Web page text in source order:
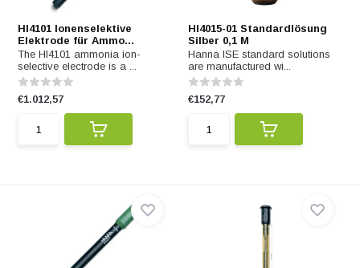
HI4101 Ionenselektive
Elektrode für Ammo...
The HI4101 ammonia ion-
selective electrode is a ...
€1.012,57
HI4015-01 Standardlösung
Silber 0,1 M
Hanna ISE standard solutions
are manufactured wi...
€152,77